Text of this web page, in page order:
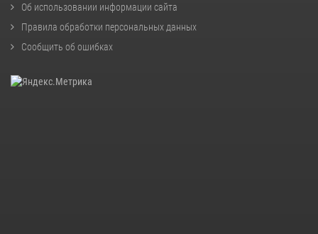
Об использовании информации сайта
Правила обработки персональных данных
Сообщить об ошибках